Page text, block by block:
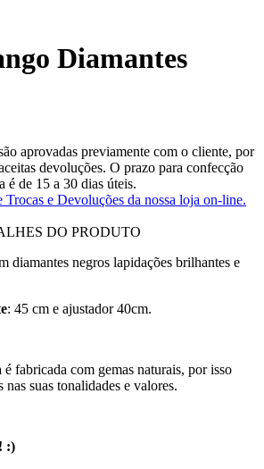
Diamantes
aprovadas previamente com o cliente, por
devoluções. O prazo para confecção
é de 15 a 30 dias úteis.
Trocas e Devoluções da nossa loja on-line.
DO PRODUTO
diamantes negros lapidações brilhantes e
: 45 cm e ajustador 40cm.
é fabricada com gemas naturais, por isso
nas suas tonalidades e valores.
:)